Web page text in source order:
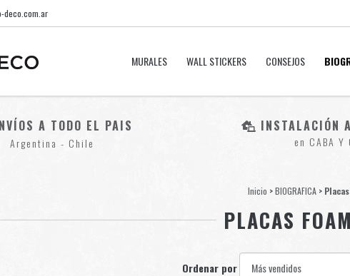
deco.com.ar
MURALES WALL STICKERS CONSEJOS
A TODO EL PAIS
Argentina - Chile
INSTALACIÓN
en CABA Y
Inicio >BIOGRAFICA >
PLACAS
Ordenar por